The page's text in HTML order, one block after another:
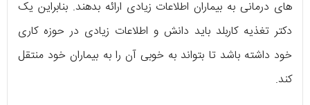
های درمانی به بیماران اطلاعات زیادی ارائه بدهند. بنابراین یک
دکتر تغذیه کاربلد باید دانش و اطلاعات زیادی در حوزه کاری
خود داشته باشد تا بتواند به خوبی آن را به بیماران خود منتقل
کند.